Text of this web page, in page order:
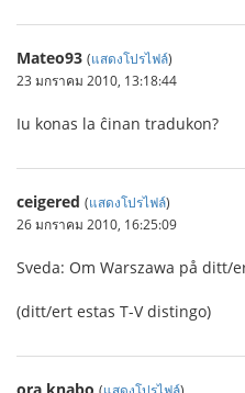
Mateo93 (แสดงโปรไฟล์)
23 มกราคม 2010, 13:18:44
Iu konas la ĉinan tradukon?
ceigered (แสดงโปรไฟล์)
26 มกราคม 2010, 16:25:09
Sveda: Om Warszawa på ditt/
(ditt/ert estas T-V distingo)